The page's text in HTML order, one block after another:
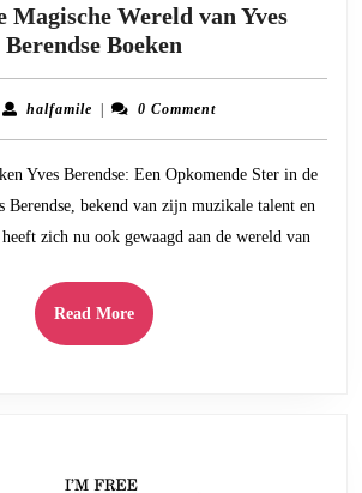
Magische Wereld van Yves
Berendse BoekenOntdek
de
Magische
Yves
Berendse
Boeken
halfamilehalfamile
| 0 Comment
Yves Berendse: Een Opkomende Ster in de
Berendse, bekend van zijn muzikale talent en
zich nu ook gewaagd aan de wereld van
Read MoreRead
More